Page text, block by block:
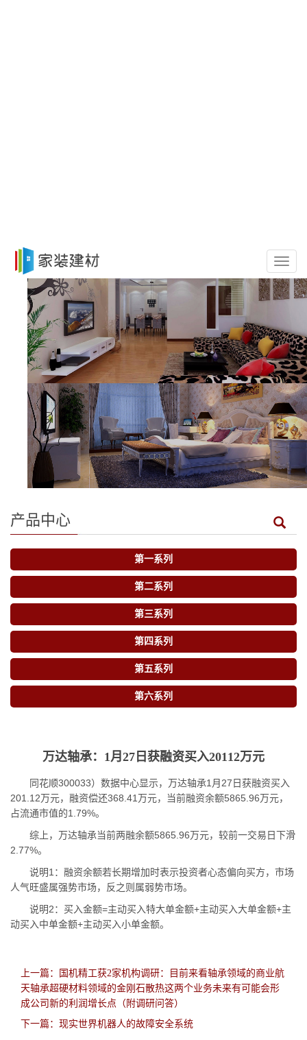
导
航
菜
产品中心
第一系列
第二系列
第三系列
第四系列
第五系列
第六系列
万达轴承：1月27日获融资买入20112万元
同花顺300033）数据中心显示，万达轴承1月27日获融资买入
201.12万元，融资偿还368.41万元，当前融资余额5865.96万元，
占流通市值的1.79%。
综上，万达轴承当前两融余额5865.96万元，较前一交易日下滑
2.77%。
说明1：融资余额若长期增加时表示投资者心态偏向买方，市场
人气旺盛属强势市场，反之则属弱势市场。
说明2：买入金额=主动买入特大单金额+主动买入大单金额+主
动买入中单金额+主动买入小单金额。
上一篇：国机精工获2家机构调研：目前来看轴承领域的商业航
天轴承超硬材料领域的金刚石散热这两个业务未来有可能会形
成公司新的利润增长点（附调研问答）
下一篇：现实世界机器人的故障安全系统